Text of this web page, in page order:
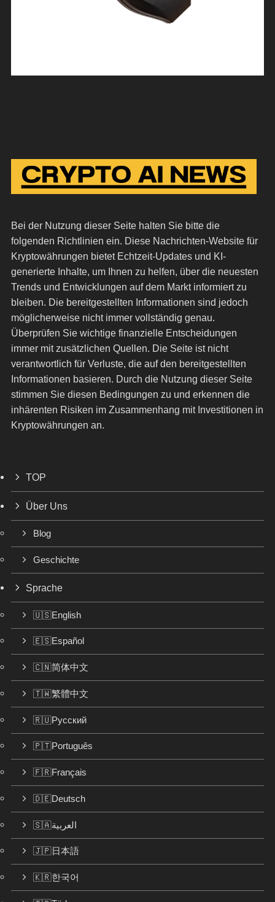
Bei der Nutzung dieser Seite halten Sie bitte die
folgenden Richtlinien ein. Diese Nachrichten-Website für
Kryptowährungen bietet Echtzeit-Updates und KI-
generierte Inhalte, um Ihnen zu helfen, über die neuesten
Trends und Entwicklungen auf dem Markt informiert zu
bleiben. Die bereitgestellten Informationen sind jedoch
möglicherweise nicht immer vollständig genau.
Überprüfen Sie wichtige finanzielle Entscheidungen
immer mit zusätzlichen Quellen. Die Seite ist nicht
verantwortlich für Verluste, die auf den bereitgestellten
Informationen basieren. Durch die Nutzung dieser Seite
stimmen Sie diesen Bedingungen zu und erkennen die
inhärenten Risiken im Zusammenhang mit Investitionen in
Kryptowährungen an.
TOP
Über Uns
Blog
Geschichte
Sprache
🇺🇸English
🇪🇸Español
🇨🇳简体中文
🇹🇼繁體中文
🇷🇺Русский
🇵🇹Português
🇫🇷Français
🇩🇪Deutsch
🇸🇦العربية
🇯🇵日本語
🇰🇷한국어